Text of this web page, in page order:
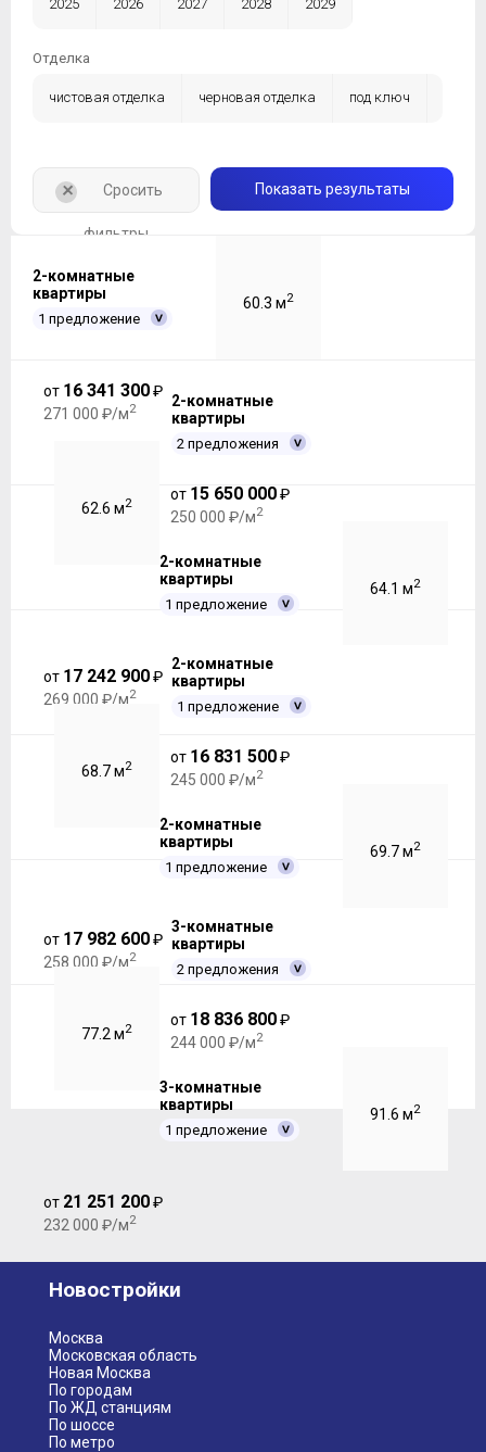
2025 2026 2027 2028 2029
Отделка
чистовая отделка черновая отделка под ключ
Показать результаты
+ Сросить
фильтры
2-комнатные
квартиры
1 предложение
60.3 м2
от 16 341 300₽
271 000 ₽/м2
2-комнатные
квартиры
2 предложения
62.6 м2
от 15 650 000₽
250 000 ₽/м2
2-комнатные
квартиры
1 предложение
64.1 м2
от 17 242 900₽
269 000 ₽/м2
2-комнатные
квартиры
1 предложение
68.7 м2
от 16 831 500₽
245 000 ₽/м2
2-комнатные
квартиры
1 предложение
69.7 м2
от 17 982 600₽
258 000 ₽/м2
3-комнатные
квартиры
2 предложения
77.2 м2
от 18 836 800₽
244 000 ₽/м2
3-комнатные
квартиры
1 предложение
91.6 м2
от 21 251 200₽
232 000 ₽/м2
Новостройки
Москва
Московская область
Новая Москва
По городам
По ЖД станциям
По шоссе
По метро